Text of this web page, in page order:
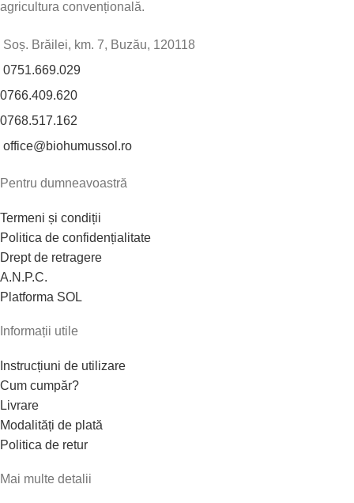
agricultura convențională.
Soș. Brăilei, km. 7, Buzău, 120118
0751.669.029
0766.409.620
0768.517.162
office@biohumussol.ro
Pentru dumneavoastră
Termeni și condiții
Politica de confidențialitate
Drept de retragere
A.N.P.C.
Platforma SOL
Informații utile
Instrucțiuni de utilizare
Cum cumpăr?
Livrare
Modalități de plată
Politica de retur
Mai multe detalii